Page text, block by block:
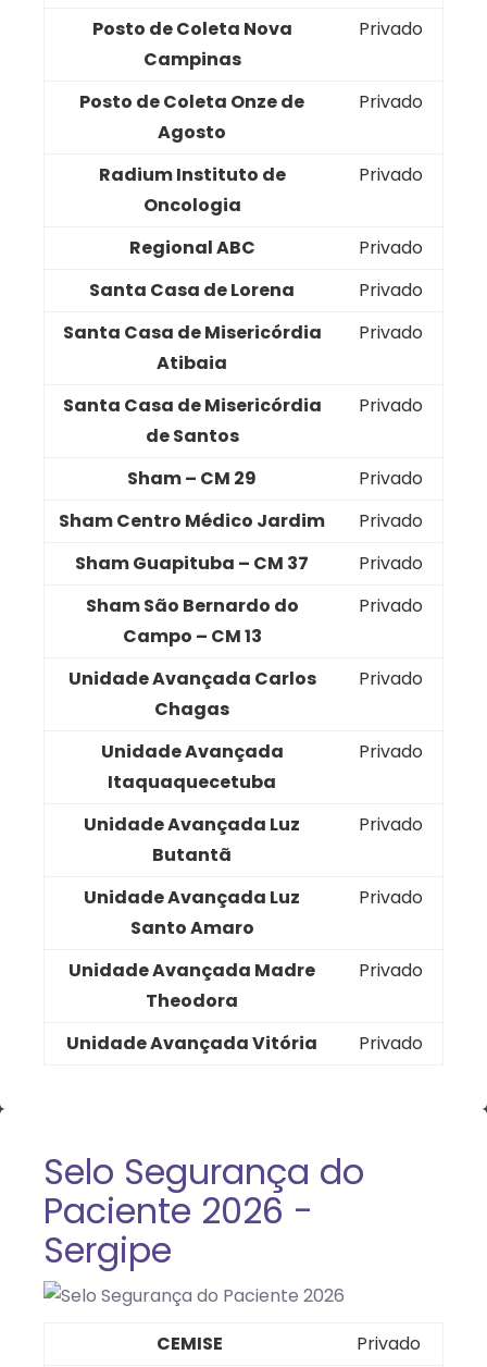
Posto de Coleta Nova
Campinas
Privado
Posto de Coleta Onze de
Agosto
Privado
Radium Instituto de
Oncologia
Privado
Regional ABC
Privado
Santa Casa de Lorena
Privado
Santa Casa de Misericórdia
Atibaia
Privado
Santa Casa de Misericórdia
de Santos
Privado
Sham – CM 29
Privado
Sham Centro Médico Jardim
Privado
Sham Guapituba – CM 37
Privado
Sham São Bernardo do
Campo – CM 13
Privado
Unidade Avançada Carlos
Chagas
Privado
Unidade Avançada
Itaquaquecetuba
Privado
Unidade Avançada Luz
Butantã
Privado
Unidade Avançada Luz
Santo Amaro
Privado
Unidade Avançada Madre
Theodora
Privado
Unidade Avançada Vitória Privado
Selo Segurança do
Paciente 2026 -
Sergipe
CEMISE Privado